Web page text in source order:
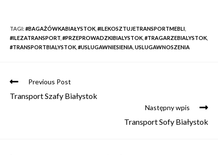
TAGI:#BAGAŻÓWKABIAŁYSTOK #ILEKOSZTUJETRANSPORTMEBLI
#ILEZATRANSPORT #PRZEPROWADZKIBIALYSTOK #TRAGARZEBIALYSTOK
#TRANSPORTBIALYSTOK #USLUGAWNIESIENIA USLUGAWNOSZENIA
Previous Post
Transport Szafy Białystok
Następny wpis
Transport Sofy Białystok